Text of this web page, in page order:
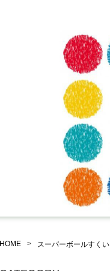
HOME スーパーボールすくい